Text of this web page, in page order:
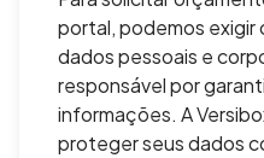
portal, podemos
dados pessoais e
responsável por
informações. A
proteger seus dados